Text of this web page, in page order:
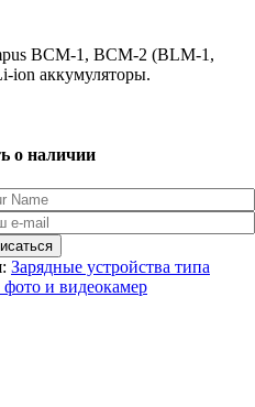
BCM-1, BCM-2 (BLM-1,
ion аккумуляторы.
о наличии
Зарядные устройства типа
фото и видеокамер